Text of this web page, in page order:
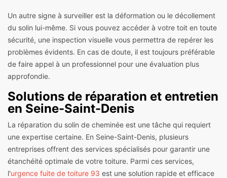
Un autre signe à surveiller est la déformation ou le décollement
du solin lui-même. Si vous pouvez accéder à votre toit en toute
sécurité, une inspection visuelle vous permettra de repérer les
problèmes évidents. En cas de doute, il est toujours préférable
de faire appel à un professionnel pour une évaluation plus
approfondie.
Solutions de réparation et entretien
en Seine-Saint-Denis
La réparation du solin de cheminée est une tâche qui requiert
une expertise certaine. En Seine-Saint-Denis, plusieurs
entreprises offrent des services spécialisés pour garantir une
étanchéité optimale de votre toiture. Parmi ces services,
l'urgence fuite de toiture 93 est une solution rapide et efficace